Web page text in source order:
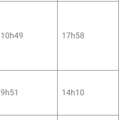
10h49 17h58
9h51 14h10